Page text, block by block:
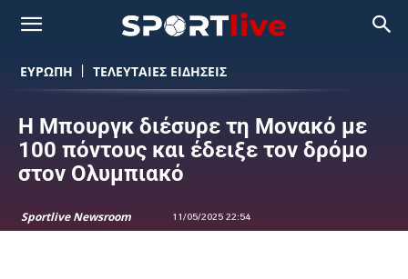
ΕΥΡΩΠΗ ΤΕΛΕΥΤΑΙΕΣ ΕΙΔΗΣΕΙΣ
Η Μπουργκ διέσυρε τη Μονακό με
100 πόντους και έδειξε τον δρόμο
στον Ολυμπιακό
Sportlive Newsroom 11/05/2025 22:54